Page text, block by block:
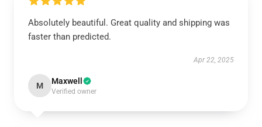
Absolutely beautiful. Great quality and shipping was
faster than predicted.
Apr 22, 2025
M Maxwell
Verified owner